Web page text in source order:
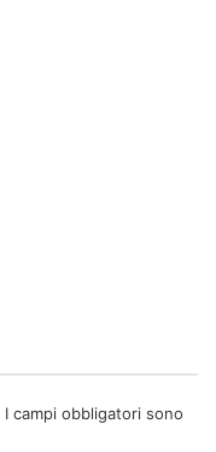
I campi obbligatori sono